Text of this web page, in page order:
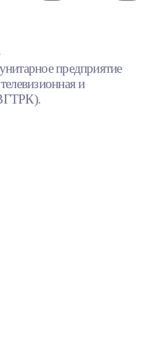
предприятие
и